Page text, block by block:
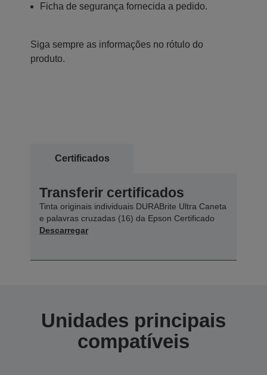
Ficha de segurança fornecida a pedido.
Siga sempre as informações no rótulo do
produto.
Certificados
Transferir certificados
Tinta originais individuais DURABrite Ultra Caneta
e palavras cruzadas (16) da Epson Certificado
Descarregar
Unidades principais
compatíveis